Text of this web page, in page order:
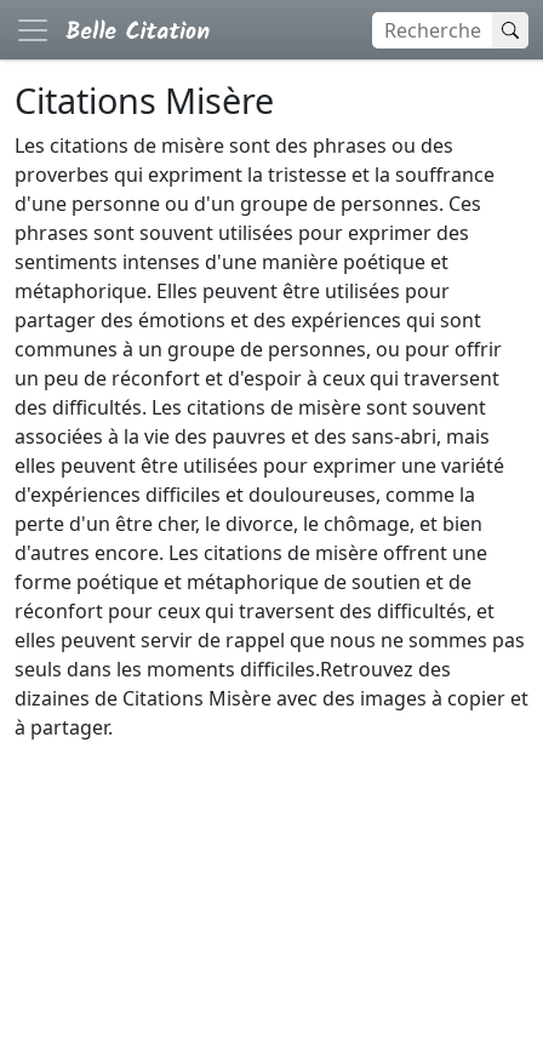
Citations Misère
Les citations de misère sont des phrases ou des
proverbes qui expriment la tristesse et la souffrance
d'une personne ou d'un groupe de personnes. Ces
phrases sont souvent utilisées pour exprimer des
sentiments intenses d'une manière poétique et
métaphorique. Elles peuvent être utilisées pour
partager des émotions et des expériences qui sont
communes à un groupe de personnes, ou pour offrir
un peu de réconfort et d'espoir à ceux qui traversent
des difficultés. Les citations de misère sont souvent
associées à la vie des pauvres et des sans-abri, mais
elles peuvent être utilisées pour exprimer une variété
d'expériences difficiles et douloureuses, comme la
perte d'un être cher, le divorce, le chômage, et bien
d'autres encore. Les citations de misère offrent une
forme poétique et métaphorique de soutien et de
réconfort pour ceux qui traversent des difficultés, et
elles peuvent servir de rappel que nous ne sommes pas
seuls dans les moments difficiles.Retrouvez des
dizaines de Citations Misère avec des images à copier et
à partager.